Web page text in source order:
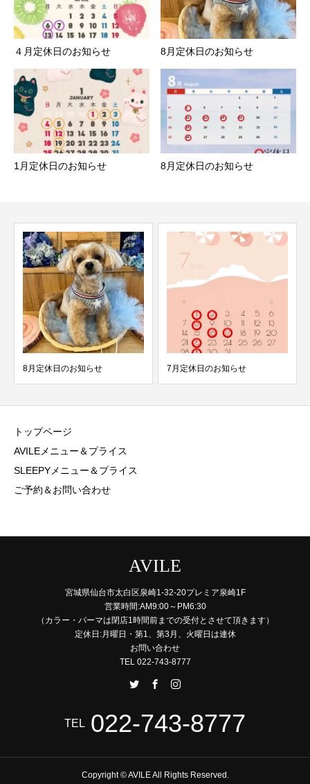
４月定休日のお知らせ 8月定休日のお知らせ
1月定休日のお知らせ 8月定休日のお知らせ
8月定休日のお知らせ 7月定休日のお知らせ
トップページ
AVILEメニュー＆プライス
SLEEPYメニュー＆プライス
ご予約＆お問い合わせ
AVILE
宮城県仙台市太白区泉崎1-32-20プレミア泉崎1F
営業時間:AM9:00～PM6:30
（カラー・パーマは閉店1時間前までの受付とさせて頂きます）
定休日:月曜日・第1、第3月、火曜日は連休
お問い合わせ
TEL 022-743-8777
TEL 022-743-8777
Copyright © AVILE All Rights Reserved.